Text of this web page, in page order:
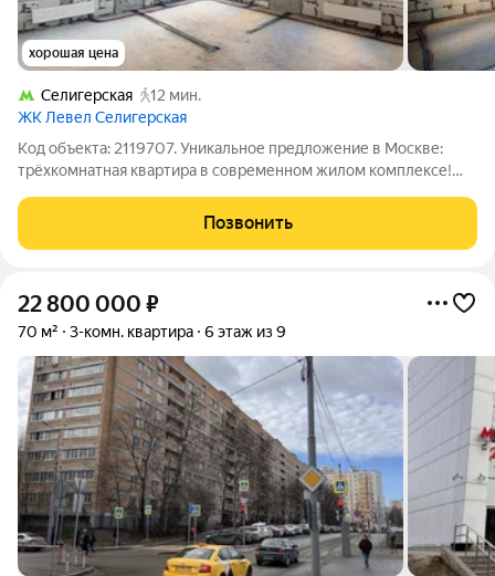
хорошая цена
Селигерская
12 мин.
ЖК Левел Селигерская
Код объекта: 2119707. Уникальное предложение в Москве:
трёхкомнатная квартира в современном жилом комплексе!
третьем этаже 30-этажного дома в Ильменском проезде, 12.
Квартира расположена в
Позвонить
22 800 000 ₽
70 м² 3-комн. квартира 6 этаж из 9